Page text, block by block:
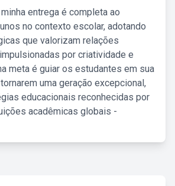
entrega é completa ao
no contexto escolar, adotando
que valorizam relações
por criatividade e
meta é guiar os estudantes em sua
uma geração excepcional,
educacionais reconhecidas por
acadêmicas globais -